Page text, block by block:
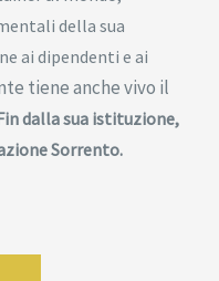
della sua
ai dipendenti e ai
tiene anche vivo il
dalla sua istituzione,
Sorrento.